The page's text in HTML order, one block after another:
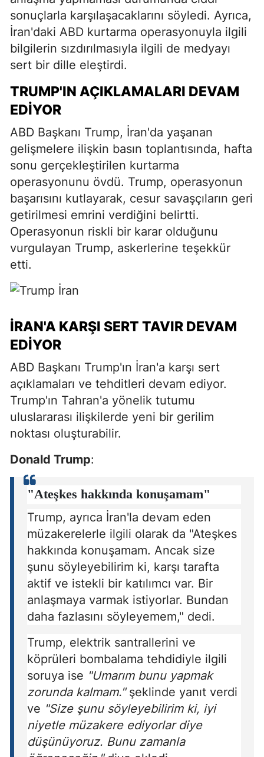
sonuçlarla karşılaşacaklarını söyledi. Ayrıca,
İran'daki ABD kurtarma operasyonuyla ilgili
bilgilerin sızdırılmasıyla ilgili de medyayı
sert bir dille eleştirdi.
TRUMP'IN AÇIKLAMALARI DEVAM
EDIYOR
ABD Başkanı Trump, İran'da yaşanan
gelişmelere ilişkin basın toplantısında, hafta
sonu gerçekleştirilen kurtarma
operasyonunu övdü. Trump, operasyonun
başarısını kutlayarak, cesur savaşçıların geri
getirilmesi emrini verdiğini belirtti.
Operasyonun riskli bir karar olduğunu
vurgulayan Trump, askerlerine teşekkür
etti.
İRAN'A KARŞI SERT TAVIR DEVAM
EDIYOR
ABD Başkanı Trump'ın İran'a karşı sert
açıklamaları ve tehditleri devam ediyor.
Trump'ın Tahran'a yönelik tutumu
uluslararası ilişkilerde yeni bir gerilim
noktası oluşturabilir.
Donald Trump:
"Ateşkes hakkında konuşamam"
Trump, ayrıca İran'la devam eden
müzakerelerle ilgili olarak da "Ateşkes
hakkında konuşamam. Ancak size
şunu söyleyebilirim ki, karşı tarafta
aktif ve istekli bir katılımcı var. Bir
anlaşmaya varmak istiyorlar. Bundan
daha fazlasını söyleyemem," dedi.
Trump, elektrik santrallerini ve
köprüleri bombalama tehdidiyle ilgili
soruya ise "Umarım bunu yapmak
zorunda kalmam."şeklinde yanıt verdi
ve "Size şunu söyleyebilirim ki, iyi
niyetle müzakere ediyorlar diye
düşünüyoruz. Bunu zamanla